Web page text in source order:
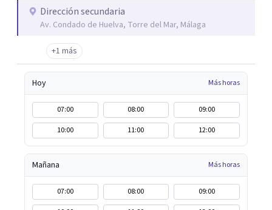
analítico funcional, Terapia de aceptación y compromiso,
Terapia sistémica, Mindfulness, etc.
Dirección secundaria
Av. Condado de Huelva, Torre del Mar, Málaga
+1 más
Hoy Más horas
07:00 08:00
09:00
10:00
11:00 12:00
Mañana Más horas
07:00 08:00
09:00